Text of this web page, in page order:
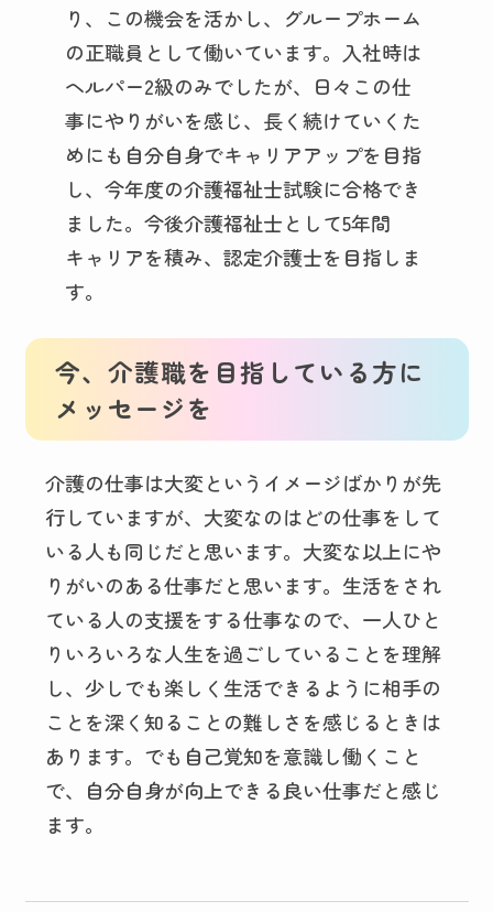
り、この機会を活かし、グループホーム
の正職員として働いています。入社時は
ヘルパー2級のみでしたが、日々この仕
事にやりがいを感じ、長く続けていくた
めにも自分自身でキャリアアップを目指
し、今年度の介護福祉士試験に合格でき
ました。今後介護福祉士として5年間
キャリアを積み、認定介護士を目指しま
す。
今、介護職を目指している方に
メッセージを
介護の仕事は大変というイメージばかりが先
行していますが、大変なのはどの仕事をして
いる人も同じだと思います。大変な以上にや
りがいのある仕事だと思います。生活をされ
ている人の支援をする仕事なので、一人ひと
りいろいろな人生を過ごしていることを理解
し、少しでも楽しく生活できるように相手の
ことを深く知ることの難しさを感じるときは
あります。でも自己覚知を意識し働くこと
で、自分自身が向上できる良い仕事だと感じ
ます。